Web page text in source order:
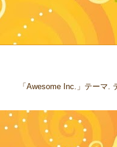
「Awesome Inc.」テーマ.